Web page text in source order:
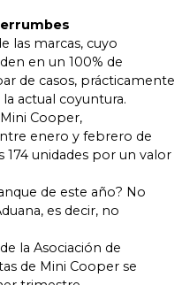
las marcas, cuyo
en un 100% de
de casos, prácticamente
actual coyuntura.
Cooper,
enero y febrero de
174 unidades por un valor
de este año? No
es decir, no
la Asociación de
de Mini Cooper se